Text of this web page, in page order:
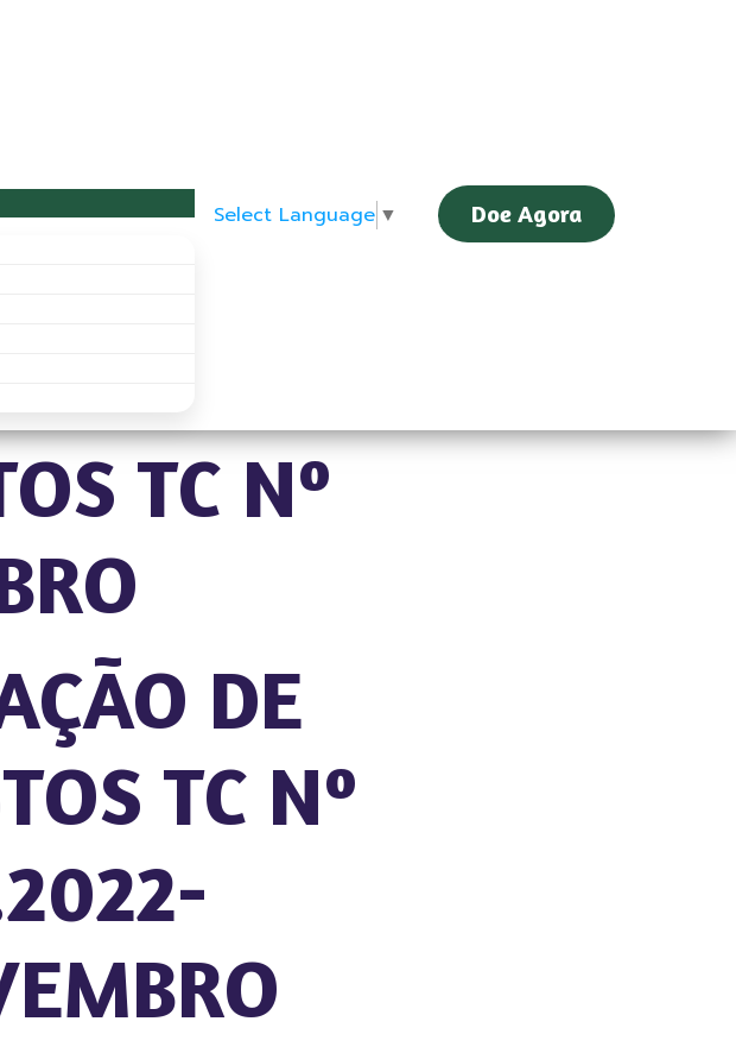
Select Language ▼ Doe Agora
TC Nº
DE
TC Nº